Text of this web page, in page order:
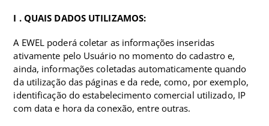
I . QUAIS DADOS UTILIZAMOS:
A EWEL poderá coletar as informações inseridas
ativamente pelo Usuário no momento do cadastro e,
ainda, informações coletadas automaticamente quando
da utilização das páginas e da rede, como, por exemplo,
identificação do estabelecimento comercial utilizado, IP
com data e hora da conexão, entre outras.